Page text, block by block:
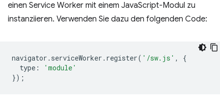
einen Service Worker mit einem JavaScript-Modul zu
instanziieren. Verwenden Sie dazu den folgenden Code:
navigator . serviceWorker . register( '/sw.js' ,
{
type :
'module'
});